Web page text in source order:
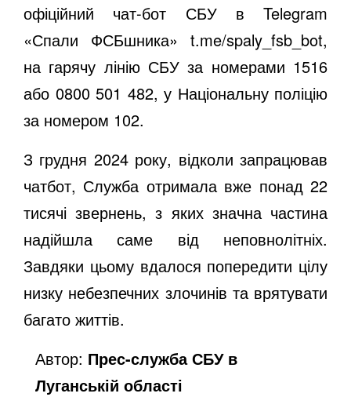
офіційний чат-бот СБУ в Telegram
«Спали ФСБшника» t.me/spaly_fsb_bot,
на гарячу лінію СБУ за номерами 1516
або 0800 501 482, у Національну поліцію
за номером 102.
З грудня 2024 року, відколи запрацював
чатбот, Служба отримала вже понад 22
тисячі звернень, з яких значна частина
надійшла саме від неповнолітніх.
Завдяки цьому вдалося попередити цілу
низку небезпечних злочинів та врятувати
багато життів.
Автор: Прес-служба СБУ в
Луганській області